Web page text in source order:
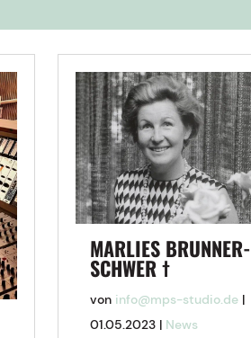
MARLIES BRUNNER-
SCHWER †
von info@mps-studio.de |
01.05.2023 | News